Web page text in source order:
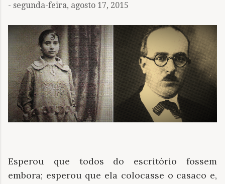
- segunda-feira, agosto 17, 2015
Esperou que todos do escritório fossem
embora; esperou que ela colocasse o casaco e,